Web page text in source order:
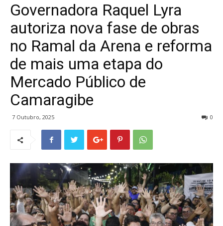
Governadora Raquel Lyra
autoriza nova fase de obras
no Ramal da Arena e reforma
de mais uma etapa do
Mercado Público de
Camaragibe
7 Outubro, 2025 0